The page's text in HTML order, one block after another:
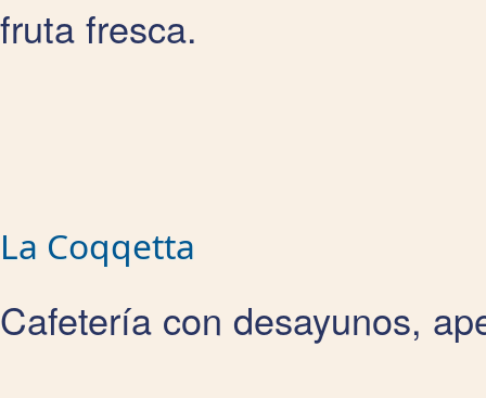
fruta fresca.
La Coqqetta
Cafetería con desayunos,